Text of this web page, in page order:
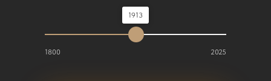
1913
1800 2025